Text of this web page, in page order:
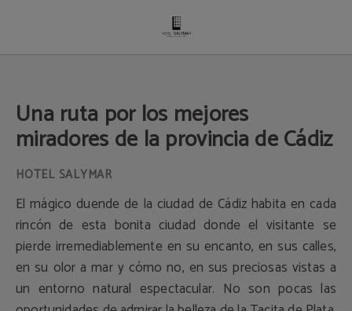
Una ruta por los mejores
miradores de la provincia de Cádiz
El mágico duende de la ciudad de Cádiz habita en cada
rincón de esta bonita ciudad donde el visitante se
pierde irremediablemente en su encanto, en sus calles,
en su olor a mar y cómo no, en sus preciosas vistas a
un entorno natural espectacular. No son pocas las